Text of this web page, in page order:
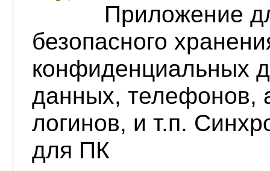
Приложение
безопасного
конфиденциальных
данных, телефонов,
логинов, и т.п.
для ПК